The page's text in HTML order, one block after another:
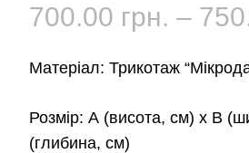
700.00 грн. –
Матеріал: Трикотаж
Розмір: А (висота, см) х B
(глибина, см)